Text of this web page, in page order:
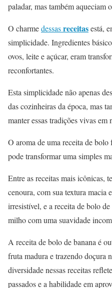
paladar, mas também aqueciam
O charmedessasreceitasestá,
simplicidade. Ingredientes
ovos, leite e açúcar, eram
reconfortantes.
Esta simplicidade não apenas
das cozinheiras da época, mas
manter essas tradições vivas em
O aroma de uma receita de
pode transformar uma simples
Entre as receitas mais icônicas,
cenoura, com sua textura macia
irresistível, e a receita de bolo
milho com uma suavidade
A receita de bolo de banana é
fruta madura e trazendo doçura
diversidade nessas receitas
passados e a habilidade em